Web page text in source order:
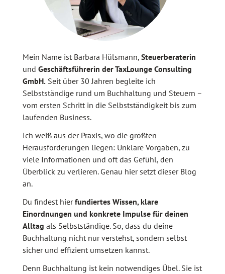
Mein Name ist Barbara Hülsmann, Steuerberaterin
und Geschäftsführerin der TaxLounge Consulting
GmbH.Seit über 30 Jahren begleite ich
Selbstständige rund um Buchhaltung und Steuern –
vom ersten Schritt in die Selbstständigkeit bis zum
laufenden Business.
Ich weiß aus der Praxis, wo die größten
Herausforderungen liegen: Unklare Vorgaben, zu
viele Informationen und oft das Gefühl, den
Überblick zu verlieren. Genau hier setzt dieser Blog
an.
Du findest hierfundiertes Wissen, klare
Einordnungen und konkrete Impulse für deinen
Alltag als Selbstständige. So, dass du deine
Buchhaltung nicht nur verstehst, sondern selbst
sicher und effizient umsetzen kannst.
Denn Buchhaltung ist kein notwendiges Übel. Sie ist